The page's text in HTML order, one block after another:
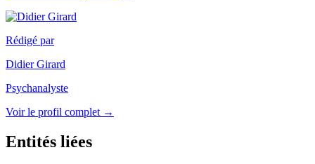
Rédigé par
Didier Girard
Psychanalyste
Voir le profil complet →
Entités liées